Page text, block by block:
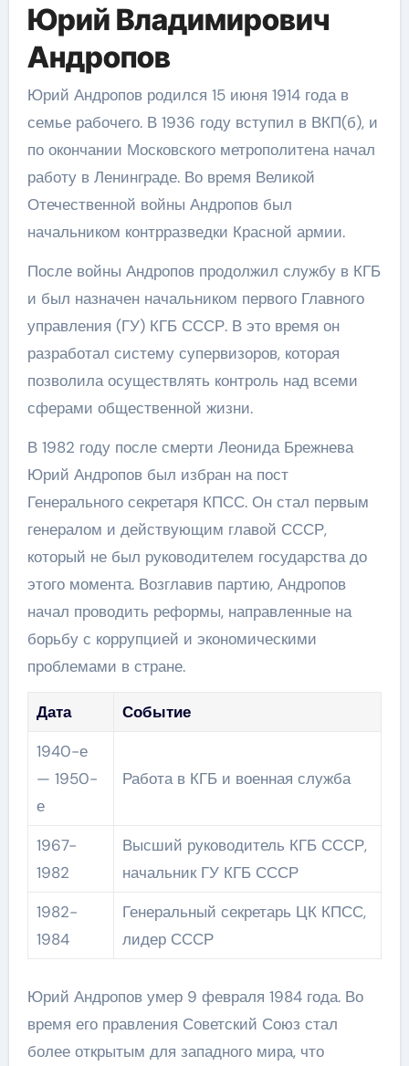
Юрий Владимирович
Андропов
Юрий Андропов родился 15 июня 1914 года в
семье рабочего. В 1936 году вступил в ВКП(б), и
по окончании Московского метрополитена начал
работу в Ленинграде. Во время Великой
Отечественной войны Андропов был
начальником контрразведки Красной армии.
После войны Андропов продолжил службу в КГБ
и был назначен начальником первого Главного
управления (ГУ) КГБ СССР. В это время он
разработал систему супервизоров, которая
позволила осуществлять контроль над всеми
сферами общественной жизни.
В 1982 году после смерти Леонида Брежнева
Юрий Андропов был избран на пост
Генерального секретаря КПСС. Он стал первым
генералом и действующим главой СССР,
который не был руководителем государства до
этого момента. Возглавив партию, Андропов
начал проводить реформы, направленные на
борьбу с коррупцией и экономическими
проблемами в стране.
Дата
Событие
1940-е
— 1950-
е
Работа в КГБ и военная служба
1967-
1982
Высший руководитель КГБ СССР,
начальник ГУ КГБ СССР
1982-
1984
Генеральный секретарь ЦК КПСС,
лидер СССР
Юрий Андропов умер 9 февраля 1984 года. Во
время его правления Советский Союз стал
более открытым для западного мира, что